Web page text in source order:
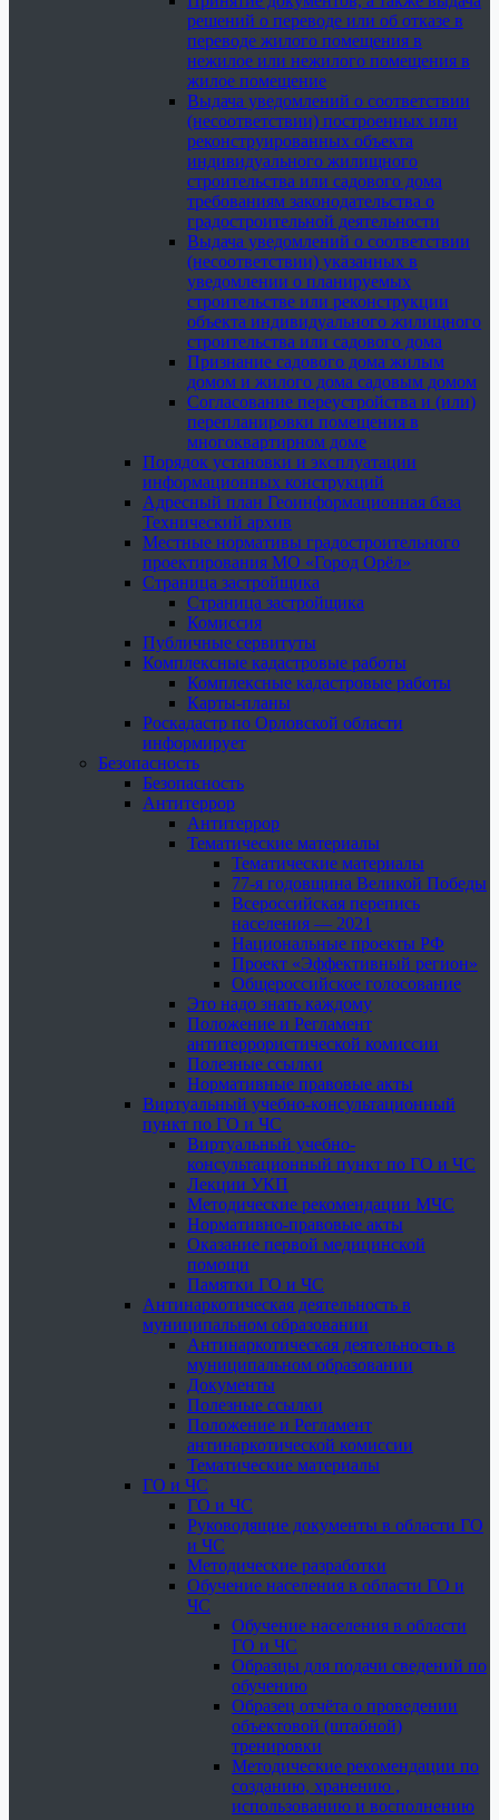
решений о переводе или об отказе в
переводе жилого помещения в
нежилое или нежилого помещения в
жилое помещение
Выдача уведомлений о соответствии
(несоответствии) построенных или
реконструированных объекта
индивидуального жилищного
строительства или садового дома
требованиям законодательства о
градостроительной деятельности
Выдача уведомлений о соответствии
(несоответствии) указанных в
уведомлении о планируемых
строительстве или реконструкции
объекта индивидуального жилищного
строительства или садового дома
Признание садового дома жилым
домом и жилого дома садовым домом
Согласование переустройства и (или)
перепланировки помещения в
многоквартирном доме
Порядок установки и эксплуатации
информационных конструкций
Адресный план Геоинформационная база
Технический архив
Местные нормативы градостроительного
проектирования МО «Город Орёл»
Страница застройщика
Страница застройщика
Комиссия
Публичные сервитуты
Комплексные кадастровые работы
Комплексные кадастровые работы
Карты-планы
Роскадастр по Орловской области
информирует
Безопасность
Безопасность
Антитеррор
Антитеррор
Тематические материалы
Тематические материалы
77-я годовщина Великой Победы
Всероссийская перепись
населения — 2021
Национальные проекты РФ
Проект «Эффективный регион»
Общероссийское голосование
Это надо знать каждому
Положение и Регламент
антитеррористической комиссии
Полезные ссылки
Нормативные правовые акты
Виртуальный учебно-консультационный
пункт по ГО и ЧС
Виртуальный учебно-
консультационный пункт по ГО и ЧС
Лекции УКП
Методические рекомендации МЧС
Нормативно-правовые акты
Оказание первой медицинской
помощи
Памятки ГО и ЧС
Антинаркотическая деятельность в
муниципальном образовании
Антинаркотическая деятельность в
муниципальном образовании
Документы
Полезные ссылки
Положение и Регламент
антинаркотической комиссии
Тематические материалы
ГО и ЧС
ГО и ЧС
Руководящие документы в области ГО
и ЧС
Методические разработки
Обучение населения в области ГО и
ЧС
Обучение населения в области
ГО и ЧС
Образцы для подачи сведений по
обучению
Образец отчёта о проведении
объектовой (штабной)
тренировки
Методические рекомендации по
созданию, хранению ,
использованию и восполнению